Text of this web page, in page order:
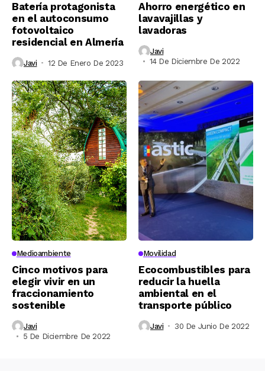
Batería protagonista
en el autoconsumo
fotovoltaico
residencial en Almería
Javi 12 De Enero De 2023
Ahorro energético en
lavavajillas y
lavadoras
Javi
14 De Diciembre De 2022
Medioambiente
Cinco motivos para
elegir vivir en un
fraccionamiento
sostenible
Javi
5 De Diciembre De 2022
Movilidad
Ecocombustibles para
reducir la huella
ambiental en el
transporte público
Javi 30 De Junio De 2022